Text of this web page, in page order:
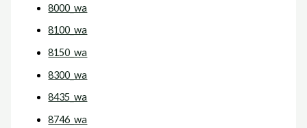
8000_wa
8100_wa
8150_wa
8300_wa
8435_wa
8746_wa